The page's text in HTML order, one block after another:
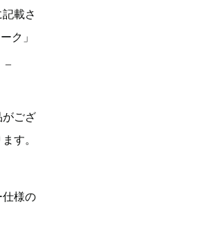
載さ
ク」
がござ
す。
仕様の